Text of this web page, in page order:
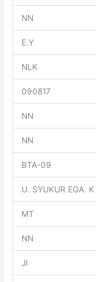
NN
E.Y
NLK
090817
NN
NN
BTA-09
U. SYUKUR EGA. K
MT
NN
JI